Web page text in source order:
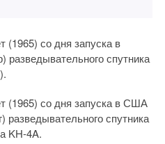
(1965) со дня запуска в
спутника
(1965) со дня запуска в США
спутника
KH-4A.